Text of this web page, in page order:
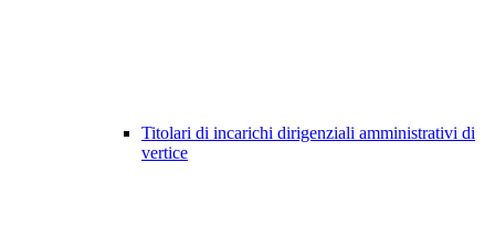
Titolari di incarichi dirigenziali amministrativi di
vertice